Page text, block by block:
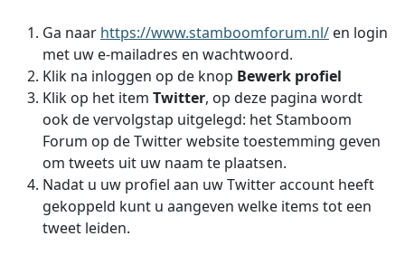
Ga naar https://www.stamboomforum.nl/ en login
met uw e-mailadres en wachtwoord.
Klik na inloggen op de knop Bewerk profiel
Klik op het item Twitter, op deze pagina wordt
ook de vervolgstap uitgelegd: het Stamboom
Forum op de Twitter website toestemming geven
om tweets uit uw naam te plaatsen.
Nadat u uw profiel aan uw Twitter account heeft
gekoppeld kunt u aangeven welke items tot een
tweet leiden.